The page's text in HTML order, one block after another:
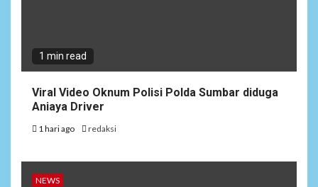
1 min read
Viral Video Oknum Polisi Polda Sumbar diduga
Aniaya Driver
1 hari ago redaksi
NEWS